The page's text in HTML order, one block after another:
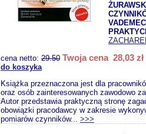
cena netto: 29.50 Twoja cena 28,03 zł
do koszyka
Książka przeznaczona jest dla
oraz osób zainteresowanych zawodowo
Autor przedstawia praktyczną stronę
obowiązki pracodawcy w zakresie
pomiarów czynników... >>>